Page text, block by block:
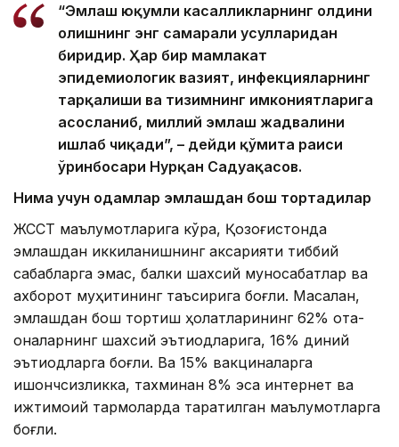
“Эмлаш юқумли касалликларнинг олдини
олишнинг энг самарали усулларидан
биридир. Ҳар бир мамлакат
эпидемиологик вазият, инфекцияларнинг
тарқалиши ва тизимнинг имкониятларига
асосланиб, миллий эмлаш жадвалини
ишлаб чиқади”, – дейди қўмита раиси
ўринбосари Нурқан Садуақасов.
Нима учун одамлар эмлашдан бош тортадилар
ЖССТ маълумотларига кўра, Қозоғистонда
эмлашдан иккиланишнинг аксарияти тиббий
сабабларга эмас, балки шахсий муносабатлар ва
ахборот муҳитининг таъсирига боғлиқ. Масалан,
эмлашдан бош тортиш ҳолатларининг 62% ота-
оналарнинг шахсий эътиқодларига, 16% диний
эътиқодларга боғлиқ. Ва 15% вакциналарга
ишончсизликка, тахминан 8% эса интернет ва
ижтимоий тармоқларда тарқатилган маълумотларга
боғлиқ.